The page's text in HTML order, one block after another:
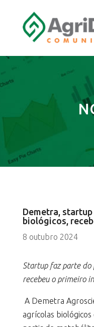
Demetra,
biológicos,
8 outubro 2024
Startup faz parte do
recebeu o primeiro
A Demetra
agrícolas